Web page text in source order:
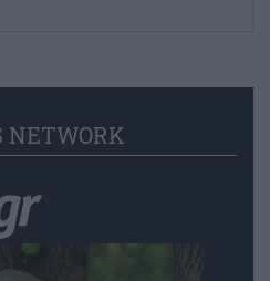
NETWORK